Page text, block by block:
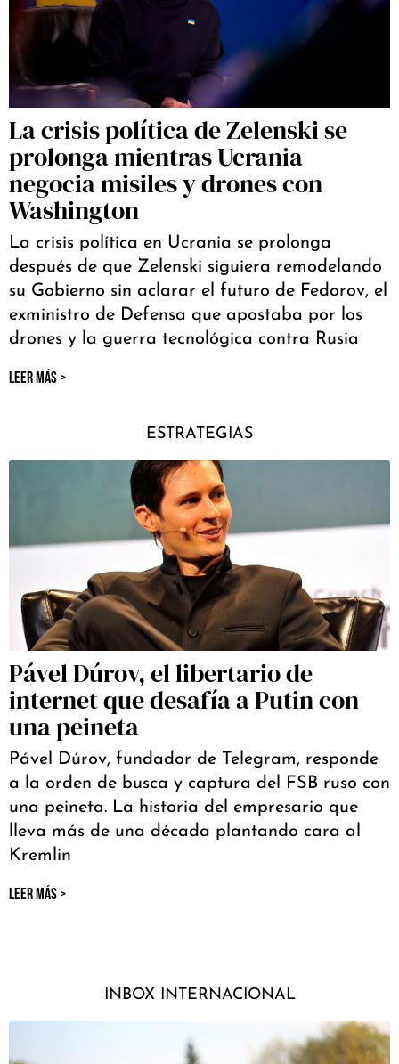
La crisis política de Zelenski se
prolonga mientras Ucrania
negocia misiles y drones con
Washington
La crisis política en Ucrania se prolonga
después de que Zelenski siguiera remodelando
su Gobierno sin aclarar el futuro de Fedorov, el
exministro de Defensa que apostaba por los
drones y la guerra tecnológica contra Rusia
LEER MÁS >
ESTRATEGIAS
Pável Dúrov, el libertario de
internet que desafía a Putin con
una peineta
Pável Dúrov, fundador de Telegram, responde
a la orden de busca y captura del FSB ruso con
una peineta. La historia del empresario que
lleva más de una década plantando cara al
Kremlin
LEER MÁS >
INBOX INTERNACIONAL